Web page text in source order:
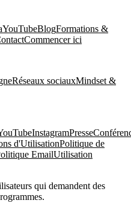
YouTubeBlogFormations &
Commencer ici
Réseaux sociauxMindset &
InstagramPresse
d'UtilisationPolitique de
EmailUtilisation
qui demandent des